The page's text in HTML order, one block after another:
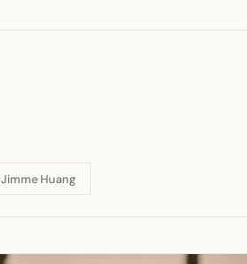
Jimme Huang